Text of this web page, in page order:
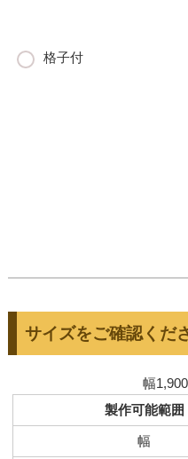
格子付
サイズをご確認くだ
幅
製作可能範囲
幅